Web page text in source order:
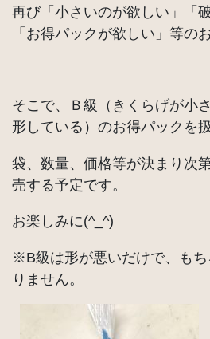
再び「小さいのが欲しい」「
「お得パックが欲しい」等の
そこで、Ｂ級（きくらげが小
形している）のお得パックを
袋、数量、価格等が決まり次
売する予定です。
お楽しみに(^_^)
※B級は形が悪いだけで、も
りません。